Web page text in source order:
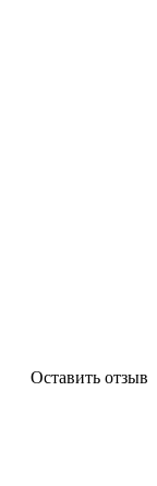
Оставить отзыв